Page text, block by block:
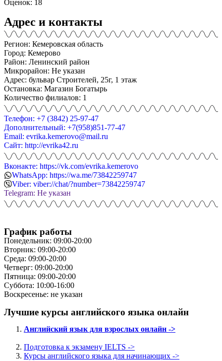
Оценок: 18
Адрес и контакты
Регион: Кемеровская область
Город: Кемерово
Район: Ленинский район
Микрорайон: Не указан
Адрес: бульвар Строителей, 25г, 1 этаж
Остановка: Магазин Богатырь
Количество филиалов: 1
Телефон: +7 (3842) 25-97-47
Дополнительный: +7(958)851-77-47
Email: evrika.kemerovo@mail.ru
Сайт: http://evrika42.ru
Вконакте: https://vk.com/evrika.kemerovo
WhatsApp: https://wa.me/73842259747
Viber: viber://chat/?number=73842259747
Telegram: Не указан
График работы
Понедельник: 09:00-20:00
Вторник: 09:00-20:00
Среда: 09:00-20:00
Четверг: 09:00-20:00
Пятница: 09:00-20:00
Суббота: 10:00-16:00
Воскресенье: не указан
Лучшие курсы английского языка онлайн
Английский язык для взрослых онлайн ->
Подготовка к экзамену IELTS ->
Курсы английского языка для начинающих ->